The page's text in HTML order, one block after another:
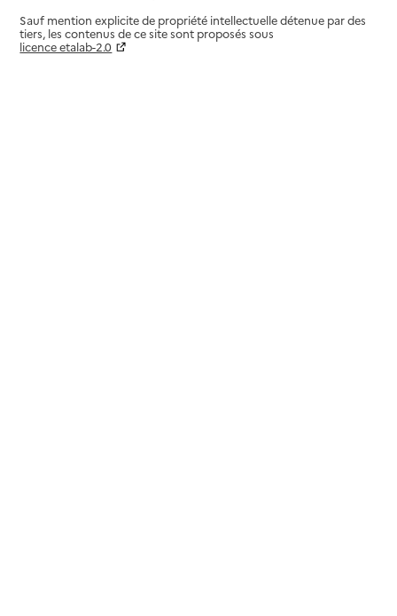
Sauf mention explicite de propriété intellectuelle détenue par des
tiers, les contenus de ce site sont proposés sous
licence etalab-2.0